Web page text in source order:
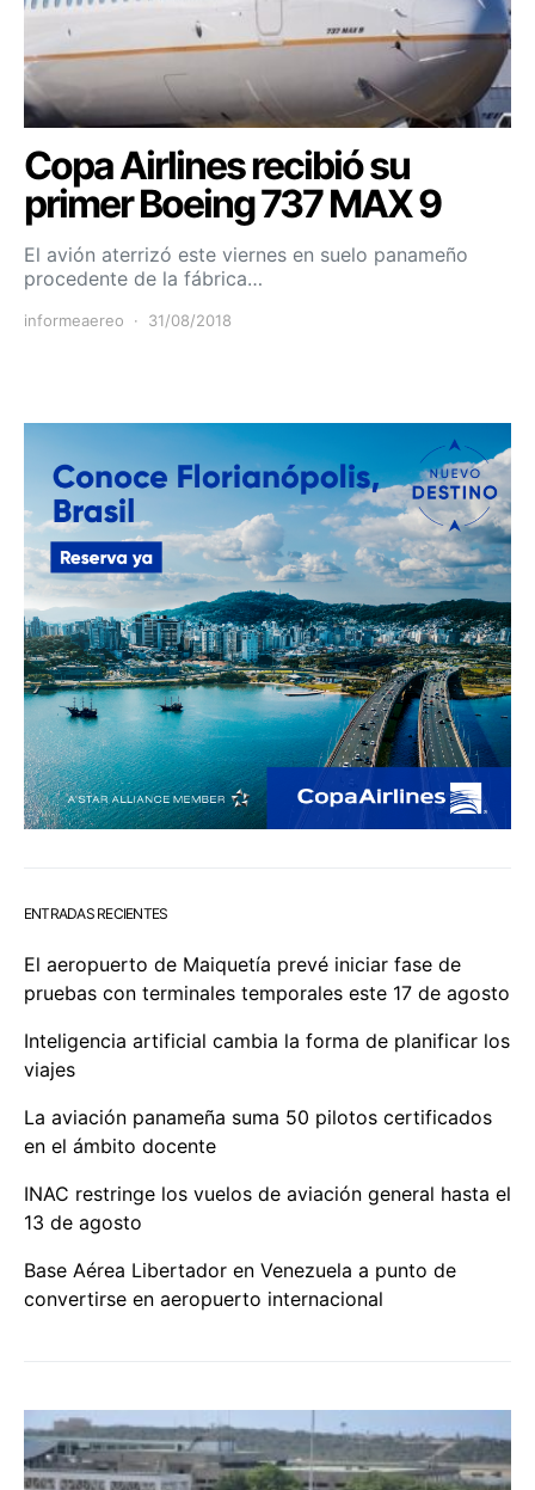
Copa Airlines recibió su
primer Boeing 737 MAX 9
El avión aterrizó este viernes en suelo panameño
procedente de la fábrica…
informeaereo 31/08/2018
ENTRADAS RECIENTES
El aeropuerto de Maiquetía prevé iniciar fase de
pruebas con terminales temporales este 17 de agosto
Inteligencia artificial cambia la forma de planificar los
viajes
La aviación panameña suma 50 pilotos certificados
en el ámbito docente
INAC restringe los vuelos de aviación general hasta el
13 de agosto
Base Aérea Libertador en Venezuela a punto de
convertirse en aeropuerto internacional